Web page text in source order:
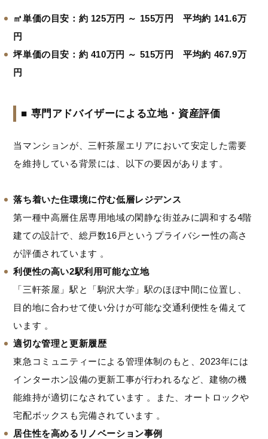
㎡単価の目安：約 125万円 ～ 155万円 平均約 141.6万
円
坪単価の目安：約 410万円 ～ 515万円 平均約 467.9万
円
■ 専門アドバイザーによる立地・資産評価
当マンションが、三軒茶屋エリアにおいて安定した需要
を維持している背景には、以下の要因があります。
落ち着いた住環境に佇む低層レジデンス
第一種中高層住居専用地域の閑静な街並みに調和する4階
建ての設計で、総戸数16戸というプライバシー性の高さ
が評価されています 。
利便性の高い2駅利用可能な立地
「三軒茶屋」駅と「駒沢大学」駅のほぼ中間に位置し、
目的地に合わせて使い分けが可能な交通利便性を備えて
います 。
適切な管理と更新履歴
東急コミュニティーによる管理体制のもと、2023年には
インターホン設備の更新工事が行われるなど、建物の機
能維持が適切になされています 。また、オートロックや
宅配ボックスも完備されています 。
居住性を高めるリノベーション事例